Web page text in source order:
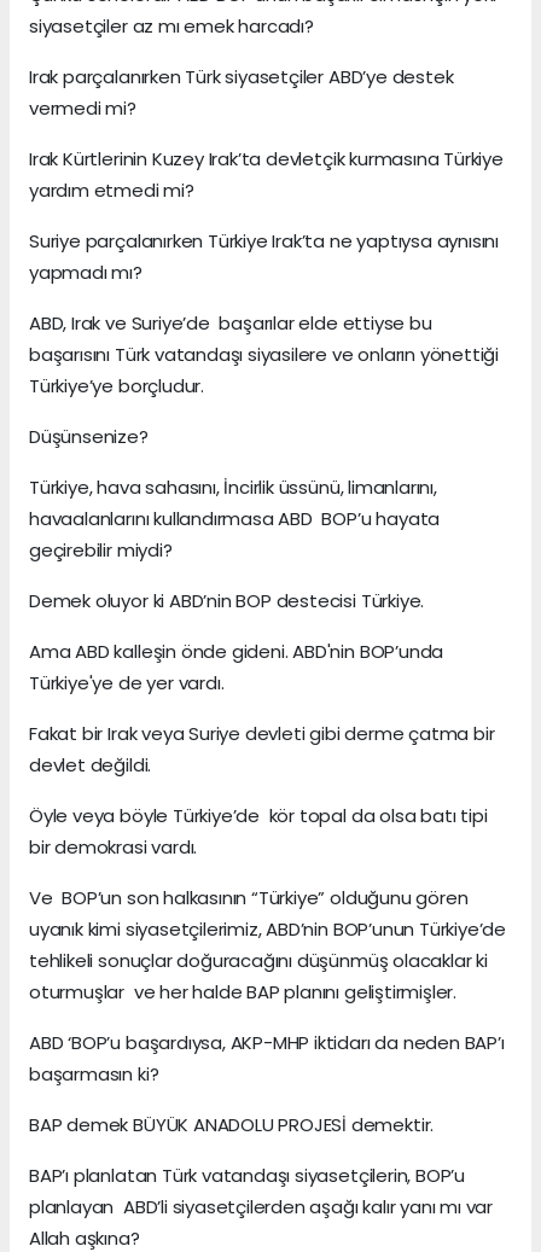
siyasetçiler az mı emek harcadı?
Irak parçalanırken Türk siyasetçiler ABD’ye destek
vermedi mi?
Irak Kürtlerinin Kuzey Irak’ta devletçik kurmasına Türkiye
yardım etmedi mi?
Suriye parçalanırken Türkiye Irak’ta ne yaptıysa aynısını
yapmadı mı?
ABD, Irak ve Suriye’de başarılar elde ettiyse bu
başarısını Türk vatandaşı siyasilere ve onların yönettiği
Türkiye’ye borçludur.
Düşünsenize?
Türkiye, hava sahasını, İncirlik üssünü, limanlarını,
havaalanlarını kullandırmasa ABD BOP’u hayata
geçirebilir miydi?
Demek oluyor ki ABD’nin BOP destecisi Türkiye.
Ama ABD kalleşin önde gideni. ABD'nin BOP’unda
Türkiye'ye de yer vardı.
Fakat bir Irak veya Suriye devleti gibi derme çatma bir
devlet değildi.
Öyle veya böyle Türkiye’de kör topal da olsa batı tipi
bir demokrasi vardı.
Ve BOP’un son halkasının “Türkiye” olduğunu gören
uyanık kimi siyasetçilerimiz, ABD’nin BOP’unun Türkiye’de
tehlikeli sonuçlar doğuracağını düşünmüş olacaklar ki
oturmuşlar ve her halde BAP planını geliştirmişler.
ABD ‘BOP’u başardıysa, AKP-MHP iktidarı da neden BAP’ı
başarmasın ki?
BAP demek BÜYÜK ANADOLU PROJESİ demektir.
BAP’ı planlatan Türk vatandaşı siyasetçilerin, BOP’u
planlayan ABD’li siyasetçilerden aşağı kalır yanı mı var
Allah aşkına?